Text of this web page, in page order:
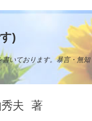
)
いております。暴言・無
夫 著